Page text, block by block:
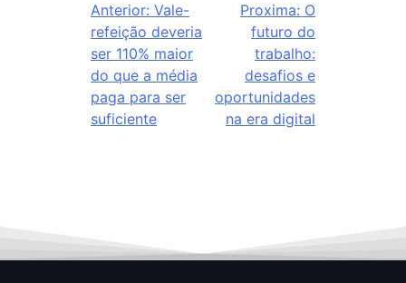
Anterior: Vale-
refeição deveria
ser 110% maior
do que a média
paga para ser
suficiente
Proxima: O
futuro do
trabalho:
desafios e
oportunidades
na era digital